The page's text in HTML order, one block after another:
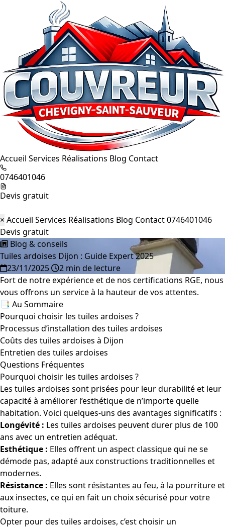
Accueil Services Réalisations Blog Contact
0746401046
Devis gratuit
× Accueil Services Réalisations Blog Contact0746401046
Devis gratuit
Blog & conseils
Tuiles ardoises Dijon : Guide Expert 2025
23/11/2025
2 min de lecture
Fort de notre expérience et de nos certifications RGE, nous
vous offrons un service à la hauteur de vos attentes.
📑 Au Sommaire
Pourquoi choisir les tuiles ardoises ?
Processus d’installation des tuiles ardoises
Coûts des tuiles ardoises à Dijon
Entretien des tuiles ardoises
Questions Fréquentes
Pourquoi choisir les tuiles ardoises ?
Les tuiles ardoises sont prisées pour leur durabilité et leur
capacité à améliorer l’esthétique de n’importe quelle
habitation. Voici quelques-uns des avantages significatifs :
Longévité : Les tuiles ardoises peuvent durer plus de 100
ans avec un entretien adéquat.
Esthétique : Elles offrent un aspect classique qui ne se
démode pas, adapté aux constructions traditionnelles et
modernes.
Résistance : Elles sont résistantes au feu, à la pourriture et
aux insectes, ce qui en fait un choix sécurisé pour votre
toiture.
Opter pour des tuiles ardoises, c’est choisir un